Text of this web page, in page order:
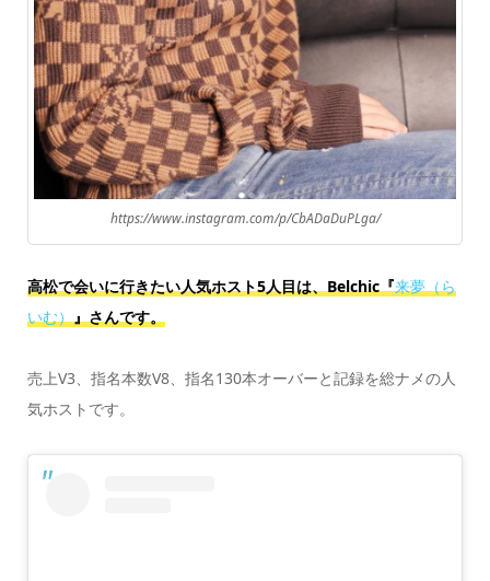
https://www.instagram.com/p/CbADaDuPLga/
高松で会いに行きたい人気ホスト5人目は、Belchic『来夢（ら
いむ）
』さんです。
売上V3、指名本数V8、指名130本オーバーと記録を総ナメの人
気ホストです。